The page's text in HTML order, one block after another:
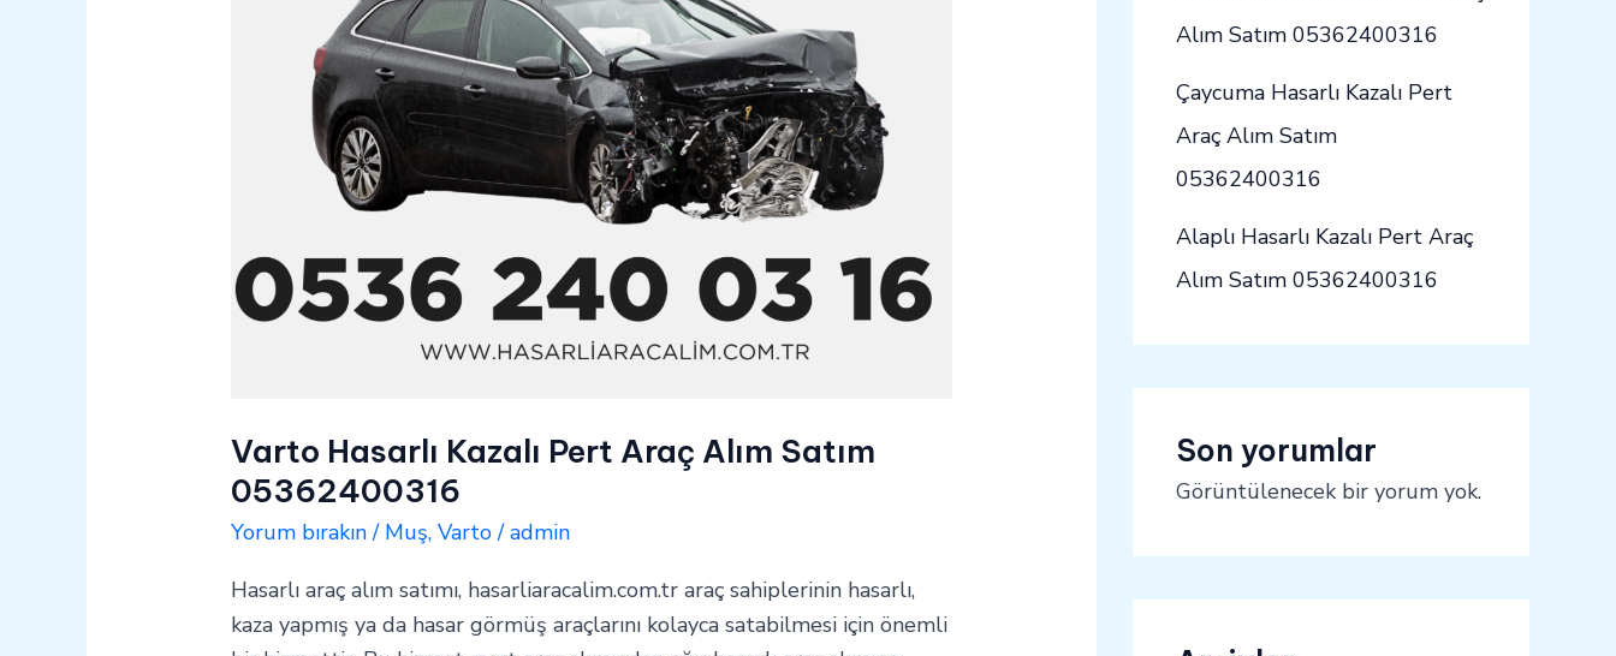
Varto Hasarlı Kazalı Pert Araç Alım Satım
05362400316
Yorum bırakın / Muş,Varto/admin
Hasarlı araç alım satımı, hasarliaracalim.com.tr araç sahiplerinin hasarlı,
kaza yapmış ya da hasar görmüş araçlarını kolayca satabilmesi için önemli
Alım Satım 05362400316
Çaycuma Hasarlı Kazalı Pert
Araç Alım Satım
05362400316
Alaplı Hasarlı Kazalı Pert Araç
Alım Satım 05362400316
Son yorumlar
Görüntülenecek bir yorum yok.